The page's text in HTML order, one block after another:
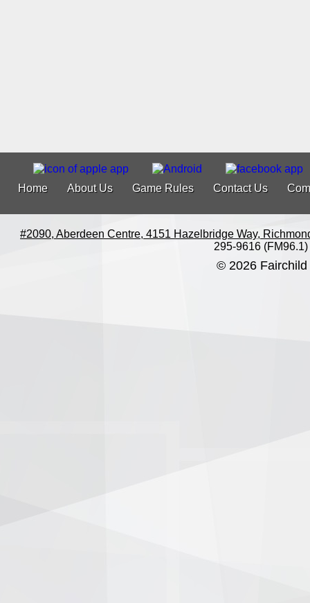
Home About Us Game Rules Contact Us
#2090, Aberdeen Centre, 4151 Hazelbridge Way,
295-9616 (FM96.1)
© 2026 Fairchild